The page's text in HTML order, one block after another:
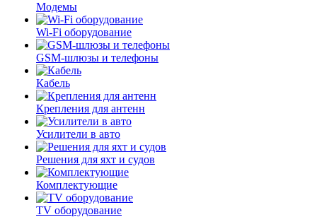
Модемы
Wi-Fi оборудование
GSM-шлюзы и телефоны
Кабель
Крепления для антенн
Усилители в авто
Решения для яхт и судов
Комплектующие
TV оборудование